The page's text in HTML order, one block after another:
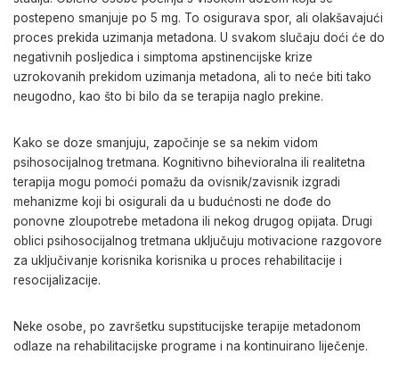
postepeno smanjuje po 5 mg. To osigurava spor, ali olakšavajući
proces prekida uzimanja metadona. U svakom slučaju doći će do
negativnih posljedica i simptoma apstinencijske krize
uzrokovanih prekidom uzimanja metadona, ali to neće biti tako
neugodno, kao što bi bilo da se terapija naglo prekine.
Kako se doze smanjuju, započinje se sa nekim vidom
psihosocijalnog tretmana. Kognitivno bihevioralna ili realitetna
terapija mogu pomoći pomažu da ovisnik/zavisnik izgradi
mehanizme koji bi osigurali da u budućnosti ne dođe do
ponovne zloupotrebe metadona ili nekog drugog opijata. Drugi
oblici psihosocijalnog tretmana uključuju motivacione razgovore
za uključivanje korisnika korisnika u proces rehabilitacije i
resocijalizacije.
Neke osobe , po završetku supstitucijske terapije metadonom
odlaze na rehabilitacijske programe i na kontinuirano liječenje.